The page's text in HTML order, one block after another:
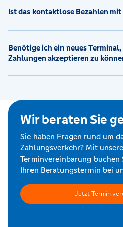
Ist das kontaktlose Bezahlen
Benötige ich ein neues
Zahlungen akzeptieren zu
Wir beraten Sie
Sie haben Fragen rund um
Zahlungsverkehr? Mit
Terminvereinbarung
Ihren Beratungstermin bei
Jetzt Termin